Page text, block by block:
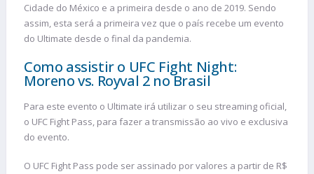
Cidade do México e a primeira desde o ano de 2019. Sendo
assim, esta será a primeira vez que o país recebe um evento
do Ultimate desde o final da pandemia.
Como assistir o UFC Fight Night:
Moreno vs. Royval 2 no Brasil
Para este evento o Ultimate irá utilizar o seu streaming oficial,
o UFC Fight Pass, para fazer a transmissão ao vivo e exclusiva
do evento.
O UFC Fight Pass pode ser assinado por valores a partir de R$